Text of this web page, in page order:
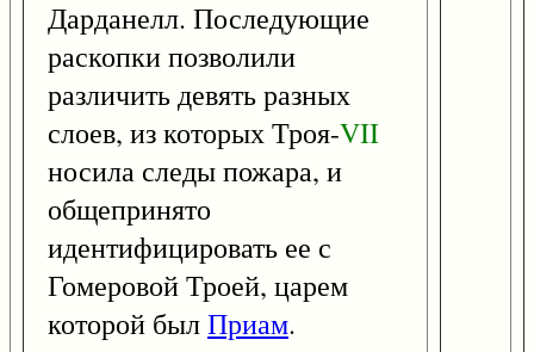
Дарданелл. Последующие
раскопки позволили
различить девять разных
слоев, из которых Троя-VII
носила следы пожара, и
общепринято
идентифицировать ее с
Гомеровой Троей, царем
которой былПриам.